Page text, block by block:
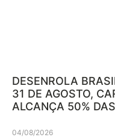
DESENROLA
31 DE AGOSTO,
ALCANÇA 50%
04/08/2026